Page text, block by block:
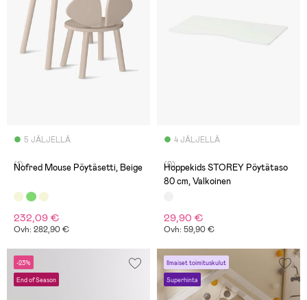
5 JÄLJELLÄ
(1)
Nofred Mouse Pöytäsetti, Beige
232,09 €
Ovh: 282,90 €
4 JÄLJELLÄ
(0)
Hoppekids STOREY Pöytätaso
80 cm, Valkoinen
29,90 €
Ovh: 59,90 €
-23%
End of Season
Ilmaiset toimituskulut
Superhinta